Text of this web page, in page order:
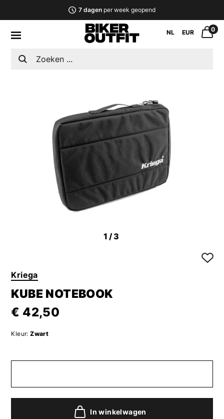
7 dagenper week geopend
NL EUR 0
1 /3
Kriega
KUBE NOTEBOOK
€ 42,50
Kleur: Zwart
In winkelwagen